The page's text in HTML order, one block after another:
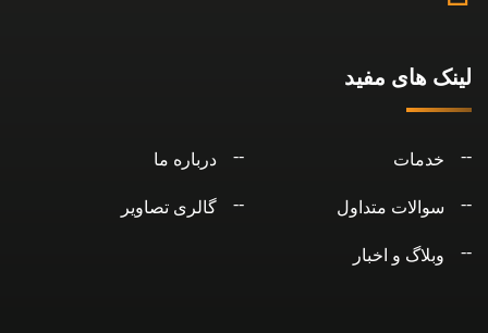
لینک های مفید
خدمات درباره ما
سوالات متداول گالری تصاویر
وبلاگ و اخبار